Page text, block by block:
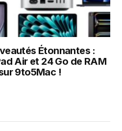
Étonnantes :
Air et 24 Go de RAM
9to5Mac !